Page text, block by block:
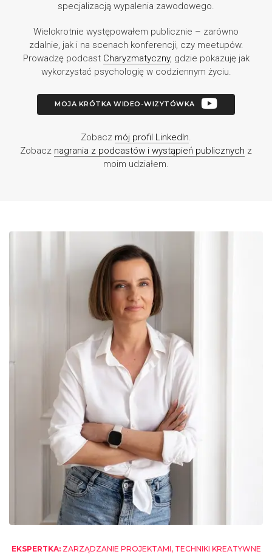
specjalizacją wypalenia zawodowego.
Wielokrotnie występowałem publicznie – zarówno
zdalnie, jak i na scenach konferencji, czy meetupów.
Prowadzę podcast Charyzmatyczny, gdzie pokazuję jak
wykorzystać psychologię w codziennym życiu.
MOJA KRÓTKA WIDEO-WIZYTÓWKA
Zobacz mój profil LinkedIn.
Zobacz nagrania z podcastów i wystąpień publicznych z
moim udziałem.
EKSPERTKA:ZARZĄDZANIE PROJEKTAMI, TECHNIKI KREATYWNE